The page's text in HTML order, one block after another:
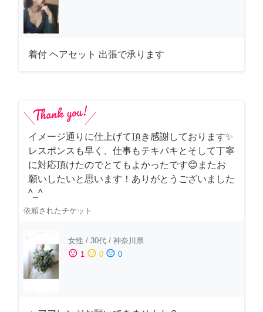
着付 ヘアセット 出張で承ります
イメージ通りに仕上げて頂き感謝しております✨
レスポンスも早く、仕事もテキパキとそして丁寧
に対応頂けたのでとてもよかったです😊またお
願いしたいと思います！ありがとうございました
^_^
依頼されたチケット
女性 / 30代 / 神奈川県
sentiment_satisfied 1 sentiment_neutral 0 sentiment_dissatisfied 0